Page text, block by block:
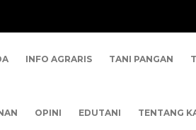
INFO AGRARIS TANI PANGAN
OPINI EDUTANI TENTANG